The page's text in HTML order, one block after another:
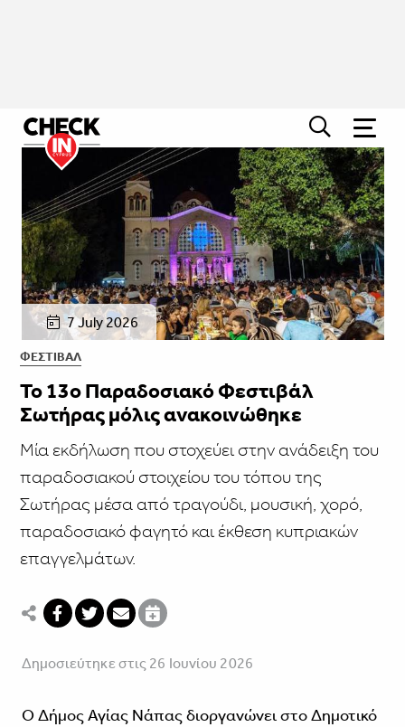
7 July 2026
ΦΕΣΤΙΒΑΛ
To 13o Παραδοσιακό Φεστιβάλ
Σωτήρας μόλις ανακοινώθηκε
Μία εκδήλωση που στοχεύει στην ανάδειξη του
παραδοσιακού στοιχείου του τόπου της
Σωτήρας μέσα από τραγούδι, μουσική, χορό,
παραδοσιακό φαγητό και έκθεση κυπριακών
επαγγελμάτων.
Δημοσιεύτηκε στις 26 Ιουνίου 2026
Ο Δήμος Αγίας Νάπας διοργανώνει στο Δημοτικό